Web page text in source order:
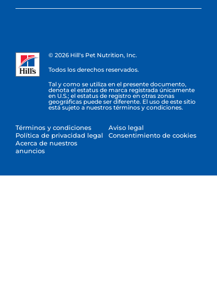
© 2026 Hill's Pet Nutrition, Inc.
Todos los derechos reservados.
Tal y como se utiliza en el presente documento,
denota el estatus de marca registrada únicamente
en U.S.; el estatus de registro en otras zonas
geográficas puede ser diferente. El uso de este sitio
está sujeto a nuestros términos y condiciones.
Términos y condiciones
Política de privacidad legal
Acerca de nuestros
anuncios
Aviso legal
Consentimiento de cookies